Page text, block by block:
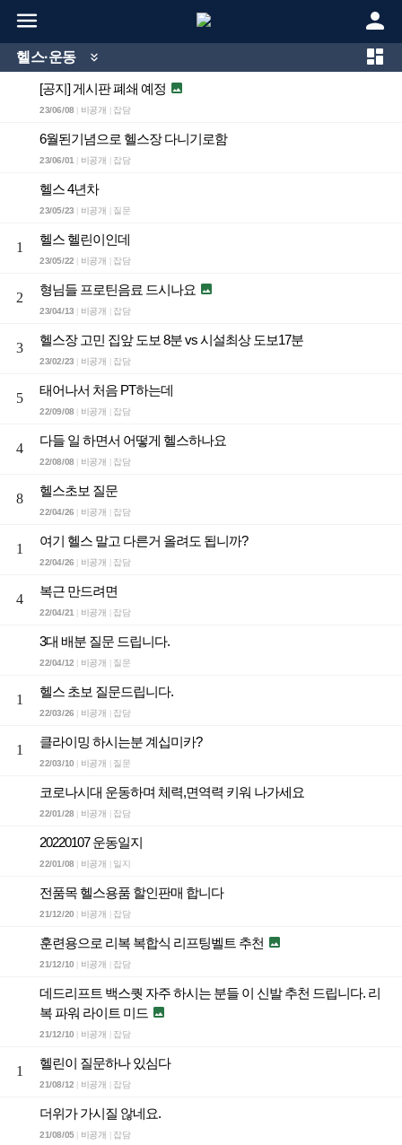
 
헬스·운동  
[공지] 게시판 폐쇄 예정 
23/06/08 비공개 잡담
6월된기념으로 헬스장 다니기로함
23/06/01| 비공개 잡담
헬스 4년차
23/05/23 비공개 질문
1
헬스 헬린이인데
23/05/22 비공개 잡담
2
형님들 프로틴음료 드시나요 
23/04/13 비공개 잡담
3
헬스장 고민 집앞 도보 8분 vs 시설최상 도보17분
23/02/23 비공개 잡담
5
태어나서 처음 PT하는데
22/09/08 비공개 잡담
4
다들 일 하면서 어떻게 헬스하나요
22/08/08 비공개 잡담
8
헬스초보 질문
22/04/26 비공개 잡담
1
여기 헬스 말고 다른거 올려도 됩니까?
22/04/26 비공개 잡담
4
복근 만드려면
22/04/21| 비공개 잡담
3대 배분 질문 드립니다.
22/04/12 비공개 질문
1
헬스 초보 질문드립니다.
22/03/26 비공개 잡담
1
클라이밍 하시는분 계십미카?
22/03/10 비공개 질문
코로나시대 운동하며 체력,면역력 키워 나가세요
22/01/28 비공개 잡담
20220107 운동일지
22/01/08 비공개 일지
전품목 헬스용품 할인판매 합니다
21/12/20 비공개 잡담
훈련용으로 리복 복합식 리프팅벨트 추천 
21/12/10 비공개 잡담
데드리프트 백스퀏 자주 하시는 분들 이 신발 추천 드립니다. 리
복 파워 라이트 미드 
21/12/10 비공개 잡담
1
헬린이 질문하나 있심다
21/08/12 비공개 잡담
더위가 가시질 않네요.
21/08/05| 비공개 잡담